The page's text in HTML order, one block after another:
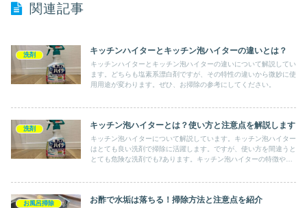
関連記事
洗剤 キッチンハイターとキッチン泡ハイターの違いとは？
キッチンハイターとキッチン泡ハイターの違いについて解説してい
ます。どちらも塩素系漂白剤ですが、その特性の違いから微妙に使
用用途が変わります。ぜひ、お掃除の参考にしてください。
洗剤 キッチン泡ハイターとは？使い方と注意点を解説します
キッチン泡ハイターについて解説しています。キッチン泡ハイター
はとても良い洗剤で掃除に活躍します。ですが、使い方を間違うと
とても危険な洗剤でもｱあります。キッチン泡ハイターの特徴や注
お風呂掃除 お酢で水垢は落ちる！掃除方法と注意点を紹介